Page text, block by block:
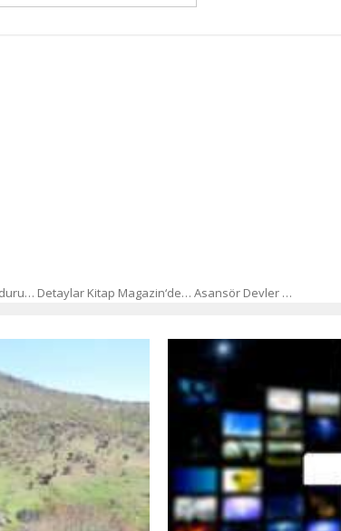
Detaylar Kitap Magazin‘de… Asansör Devler …